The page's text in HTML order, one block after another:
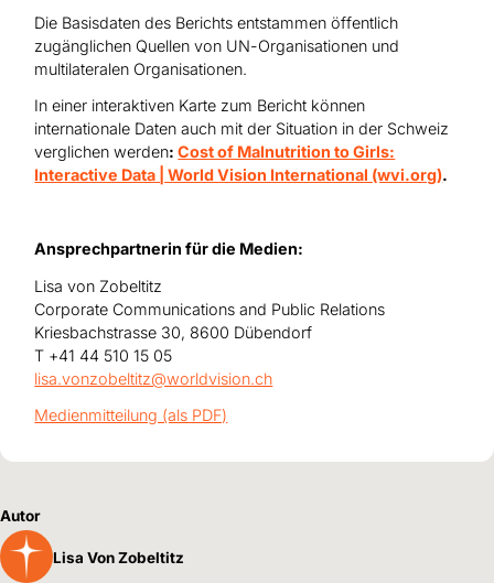
Die Basisdaten des Berichts entstammen öffentlich
zugänglichen Quellen von UN-Organisationen und
multilateralen Organisationen.
In einer interaktiven Karte zum Bericht können
internationale Daten auch mit der Situation in der Schweiz
verglichen werden:Cost of Malnutrition to Girls:
Interactive Data | World Vision International (wvi.org).
Ansprechpartnerin für die Medien:
Lisa von Zobeltitz
Corporate Communications and Public Relations
Kriesbachstrasse 30, 8600 Dübendorf
T +41 44 510 15 05
lisa.vonzobeltitz@worldvision.ch
Medienmitteilung (als PDF)
Autor
Lisa Von Zobeltitz